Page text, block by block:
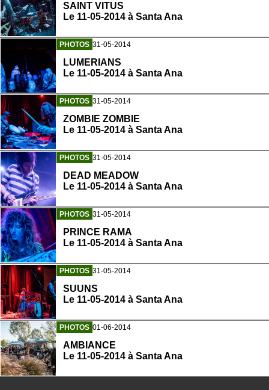
SAINT VITUS
Le 11-05-2014 à Santa Ana
PHOTOS 31-05-2014
LUMERIANS
Le 11-05-2014 à Santa Ana
PHOTOS 31-05-2014
ZOMBIE ZOMBIE
Le 11-05-2014 à Santa Ana
PHOTOS 31-05-2014
DEAD MEADOW
Le 11-05-2014 à Santa Ana
PHOTOS 31-05-2014
PRINCE RAMA
Le 11-05-2014 à Santa Ana
PHOTOS 31-05-2014
SUUNS
Le 11-05-2014 à Santa Ana
PHOTOS 01-06-2014
AMBIANCE
Le 11-05-2014 à Santa Ana